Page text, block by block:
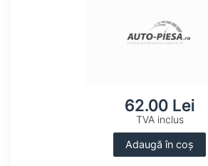
62.00 Lei
TVA inclus
Adaugă în coș